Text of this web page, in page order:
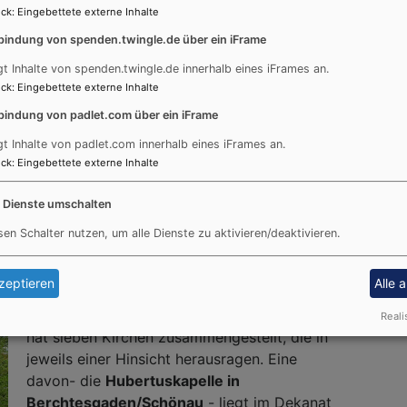
Empfang in den Gemeindesaal eingeladen.
Bayern -
Schöngau
In Bayern gibt es sehr viele evangelische
Kirchen. Aber welche ist die Älteste? Oder die
hat sieben Kirchen zusammengestellt, die in
jeweils einer Hinsicht herausragen. Eine
davon- die Hubertuskapelle in
Berchtesgaden/Schönau - liegt im Dekanat
: Eingebettete externe Inhalte
von spenden.twingle.de über ein iFrame
Inhalte von spenden.twingle.de innerhalb eines iFrames an.
: Eingebettete externe Inhalte
von padlet.com über ein iFrame
Inhalte von padlet.com innerhalb eines iFrames an.
: Eingebettete externe Inhalte
Dienste umschalten
Schalter nutzen, um alle Dienste zu aktivieren/deaktivieren.
Alle